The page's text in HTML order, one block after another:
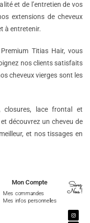
et de l’entretien de vos
extensions de cheveux
à entretenir.
Titias Hair, vous
nos clients satisfaits
cheveux vierges sont les
closures, lace frontal et
découvrez un cheveu de
et nos tissages en
Mon Compte
Mes commandes
Mes infos personnelles
Suivez
Nous !